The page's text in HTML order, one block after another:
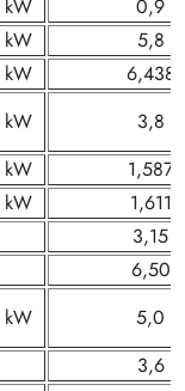
kW
0,9
kW
5,8
kW
6,438
kW
3,8
kW
1,587
kW
1,611
3,15
6,50
kW
5,0
3,6